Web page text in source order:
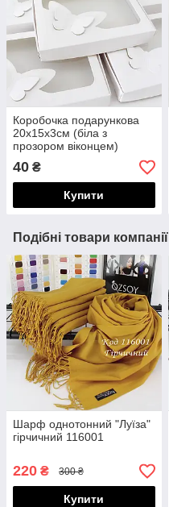
Коробочка подарункова
20х15х3см (біла з
прозором віконцем)
100005
40 ₴
Купити
Подібні товари компанії
Шарф однотонний "Луїза"
гірчичний 116001
220 ₴ 300 ₴
Купити